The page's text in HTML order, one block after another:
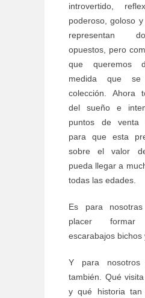
introvertido,
poderoso, goloso
representan
opuestos, pero
que queremos
medida que
colección. Ahora
del sueño e
puntos de venta
para que esta
sobre el valor
pueda llegar a
todas las edades.
Es para
placer
escarabajos bichos
Y para nosotros
también. Qué
y qué historia